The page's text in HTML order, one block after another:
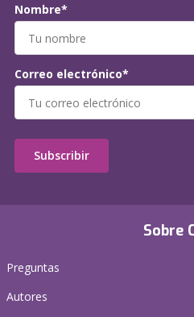
Sobre
Preguntas
Autores
Nombre*
Correo electrónico*
Subscribir